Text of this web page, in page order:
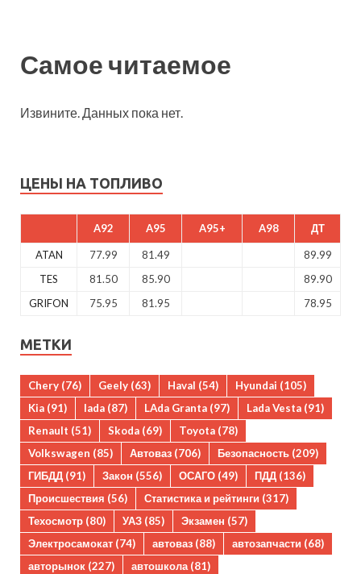
Самое читаемое
Извините. Данных пока нет.
ЦЕНЫ НА ТОПЛИВО
A92 A95 A95+ A98 ДТ
ATAN 77.99 81.49
89.99
TES
81.50 85.90
89.90
GRIFON
75.95 81.95 78.95
МЕТКИ
Chery (76) Geely (63) Haval (54) Hyundai (105)
Kia (91) lada (87) LAda Granta (97) Lada Vesta (91)
Renault (51) Skoda (69) Toyota (78)
Volkswagen (85) Автоваз (706) Безопасность (209)
ГИБДД (91) Закон (556) ОСАГО (49) ПДД (136)
Происшествия (56) Статистика и рейтинги (317)
Техосмотр (80) УАЗ (85) Экзамен (57)
Электросамокат (74) автоваз (88) автозапчасти (68)
авторынок (227) автошкола(81)